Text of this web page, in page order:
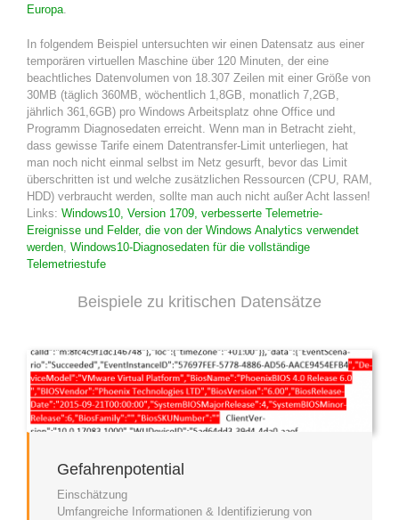
Europa
In folgendem Beispiel untersuchten wir einen Datensatz aus einer
temporären virtuellen Maschine über 120 Minuten, der eine
beachtliches Datenvolumen von 18.307 Zeilen mit einer Größe von
30MB (täglich 360MB, wöchentlich 1,8GB, monatlich 7,2GB,
jährlich 361,6GB) pro Windows Arbeitsplatz ohne Office und
Programm Diagnosedaten erreicht. Wenn man in Betracht zieht,
dass gewisse Tarife einem Datentransfer-Limit unterliegen, hat
man noch nicht einmal selbst im Netz gesurft, bevor das Limit
überschritten ist und welche zusätzlichen Ressourcen (CPU, RAM,
HDD) verbraucht werden, sollte man auch nicht außer Acht lassen!
Links: Windows10, Version 1709, verbesserte Telemetrie-
Ereignisse und Felder, die von der Windows Analytics verwendet
werden Windows10-Diagnosedaten für die vollständige
Telemetriestufe
Beispiele zu kritischen Datensätze
Gefahrenpotential
Einschätzung
Umfangreiche Informationen & Identifizierung von